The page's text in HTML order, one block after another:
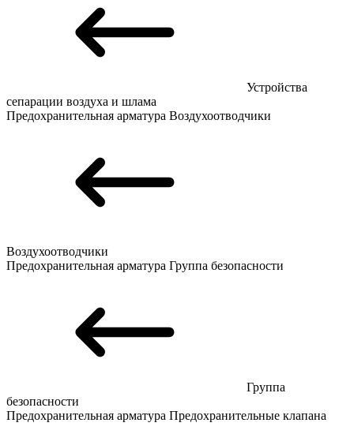
Устройства
сепарации воздуха и шлама
Предохранительная арматура Воздухоотводчики
Воздухоотводчики
Предохранительная арматура Группа безопасности
Группа
безопасности
Предохранительная арматура Предохранительные клапана